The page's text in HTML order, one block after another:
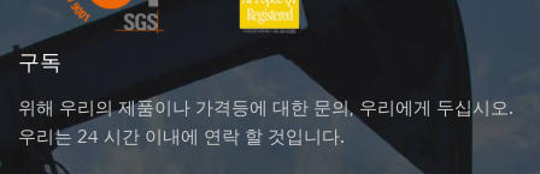
구독
위해 우리의 제품이나 가격등에 대한 문의, 우리에게 두십시오.
우리는 24 시간 이내에 연락 할 것입니다.